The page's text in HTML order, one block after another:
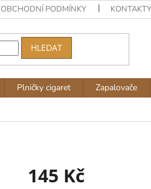
OBCHODNÍ PODMÍNKY KONTAKTY
HLEDAT
Plničky cigaret Zapalovače
145 Kč